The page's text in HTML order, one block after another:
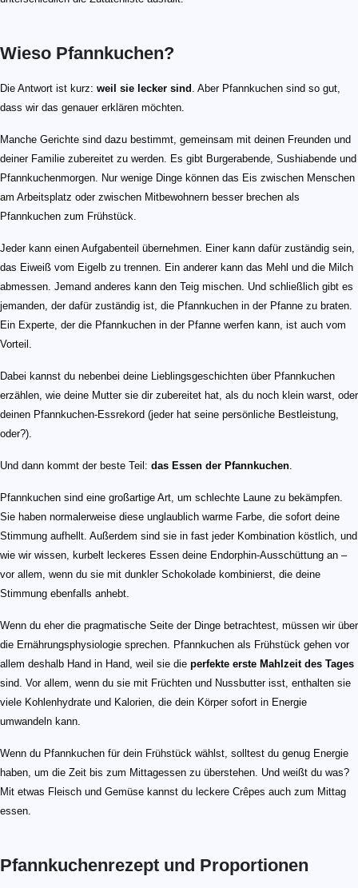
Wieso Pfannkuchen?
Die Antwort ist kurz: weil sie lecker sind . Aber Pfannkuchen sind so gut,
dass wir das genauer erklären möchten.
Manche Gerichte sind dazu bestimmt, gemeinsam mit deinen Freunden und
deiner Familie zubereitet zu werden. Es gibt Burgerabende, Sushiabende und
Pfannkuchenmorgen. Nur wenige Dinge können das Eis zwischen Menschen
am Arbeitsplatz oder zwischen Mitbewohnern besser brechen als
Pfannkuchen zum Frühstück.
Jeder kann einen Aufgabenteil übernehmen. Einer kann dafür zuständig sein,
das Eiweiß vom Eigelb zu trennen. Ein anderer kann das Mehl und die Milch
abmessen. Jemand anderes kann den Teig mischen. Und schließlich gibt es
jemanden, der dafür zuständig ist, die Pfannkuchen in der Pfanne zu braten.
Ein Experte, der die Pfannkuchen in der Pfanne werfen kann, ist auch vom
Vorteil.
Dabei kannst du nebenbei deine Lieblingsgeschichten über Pfannkuchen
erzählen, wie deine Mutter sie dir zubereitet hat, als du noch klein warst, oder
deinen Pfannkuchen-Essrekord (jeder hat seine persönliche Bestleistung,
oder?).
Und dann kommt der beste Teil: das Essen der Pfannkuchen.
Pfannkuchen sind eine großartige Art, um schlechte Laune zu bekämpfen.
Sie haben normalerweise diese unglaublich warme Farbe, die sofort deine
Stimmung aufhellt. Außerdem sind sie in fast jeder Kombination köstlich, und
wie wir wissen, kurbelt leckeres Essen deine Endorphin-Ausschüttung an –
vor allem, wenn du sie mit dunkler Schokolade kombinierst, die deine
Stimmung ebenfalls anhebt.
Wenn du eher die pragmatische Seite der Dinge betrachtest, müssen wir über
die Ernährungsphysiologie sprechen. Pfannkuchen als Frühstück gehen vor
allem deshalb Hand in Hand, weil sie die perfekte erste Mahlzeit des Tages
sind. Vor allem, wenn du sie mit Früchten und Nussbutter isst, enthalten sie
viele Kohlenhydrate und Kalorien, die dein Körper sofort in Energie
umwandeln kann.
Wenn du Pfannkuchen für dein Frühstück wählst, solltest du genug Energie
haben, um die Zeit bis zum Mittagessen zu überstehen. Und weißt du was?
Mit etwas Fleisch und Gemüse kannst du leckere Crêpes auch zum Mittag
essen.
Pfannkuchenrezept und Proportionen